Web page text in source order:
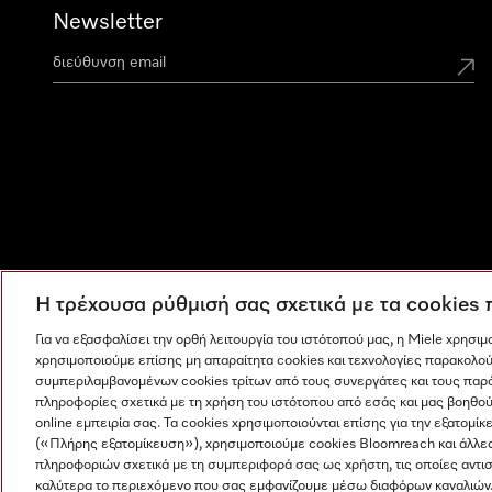
Newsletter
Η εταιρεία μας Όροι και Προϋποθέσεις Προστασία
Η τρέχουσα ρύθμισή σας σχετικά με τα
Για να εξασφαλίσει την ορθή λειτουργία του ιστότοπού μας, η Miele
χρησιμοποιούμε επίσης μη απαραίτητα cookies και τεχνολογίες
συμπεριλαμβανομένων cookies τρίτων από τους συνεργάτες και τους
πληροφορίες σχετικά με τη χρήση του ιστότοπου από εσάς και μας
online εμπειρία σας. Τα cookies χρησιμοποιούνται επίσης για την
(«Πλήρης εξατομίκευση»), χρησιμοποιούμε cookies Bloomreach και
πληροφοριών σχετικά με τη συμπεριφορά σας ως χρήστη, τις οποίες
καλύτερα το περιεχόμενο που σας εμφανίζουμε μέσω διαφόρων